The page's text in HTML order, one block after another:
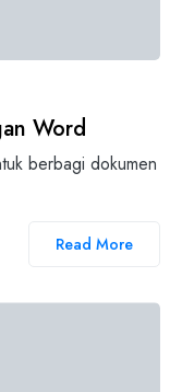
Word
berbagi dokumen
Read More